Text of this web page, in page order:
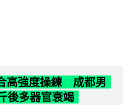
高強度操練 成都男
後多器官衰竭